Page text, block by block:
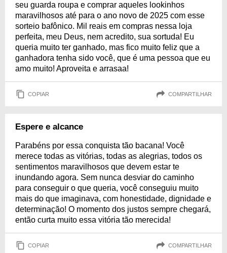
seu guarda roupa e comprar aqueles lookinhos
maravilhosos até para o ano novo de 2025 com esse
sorteio bafônico. Mil reais em compras nessa loja
perfeita, meu Deus, nem acredito, sua sortuda! Eu
queria muito ter ganhado, mas fico muito feliz que a
ganhadora tenha sido você, que é uma pessoa que eu
amo muito! Aproveita e arrasaa!
COPIAR COMPARTILHAR
Espere e alcance
Parabéns por essa conquista tão bacana! Você
merece todas as vitórias, todas as alegrias, todos os
sentimentos maravilhosos que devem estar te
inundando agora. Sem nunca desviar do caminho
para conseguir o que queria, você conseguiu muito
mais do que imaginava, com honestidade, dignidade e
determinação! O momento dos justos sempre chegará,
então curta muito essa vitória tão merecida!
COPIAR COMPARTILHAR